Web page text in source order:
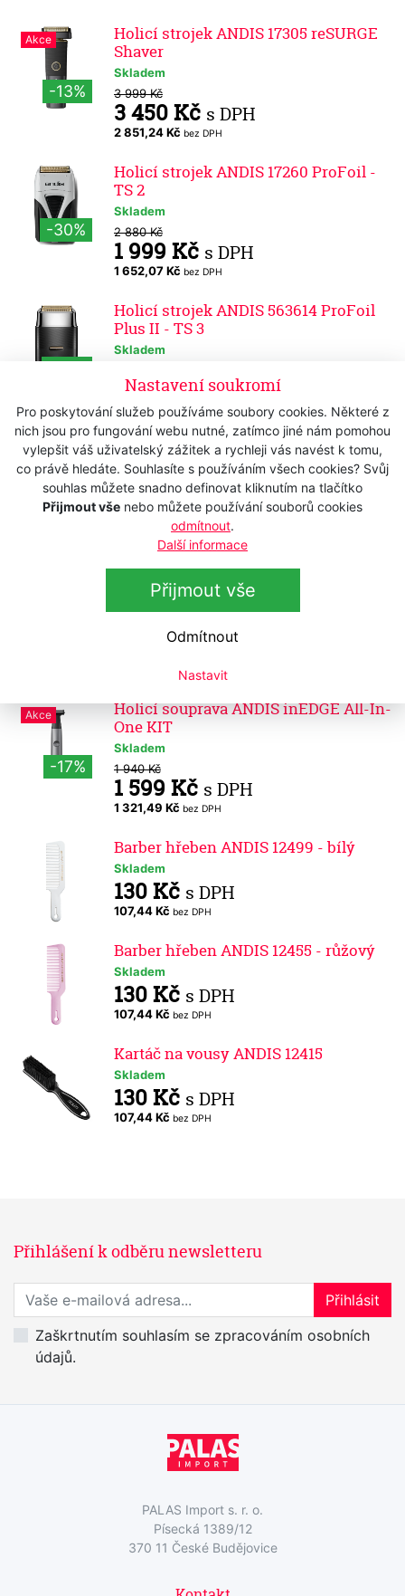
Nastavení soukromí
Pro poskytování služeb používáme soubory cookies. Některé z
nich jsou pro fungování webu nutné, zatímco jiné nám pomohou
vylepšit váš uživatelský zážitek a rychleji vás navést k tomu,
co právě hledáte. Souhlasíte s používáním všech cookies? Svůj
souhlas můžete snadno definovat kliknutím na tlačítko
Přijmout vše nebo můžete používání souborů cookies
odmítnout.
Další informace
Přijmout vše
Odmítnout
Nastavit
Akce
-13%
Holicí strojek ANDIS 17305 reSURGE
Shaver
Skladem
3 999 Kč
3 450 Kč s DPH
2 851,24 Kč bez DPH
-30%
Holicí strojek ANDIS 17260 ProFoil -
TS 2
Skladem
2 880 Kč
1 999 Kč s DPH
1 652,07 Kč bez DPH
Holicí strojek ANDIS 563614 ProFoil
Plus II - TS 3
Skladem
2 100 Kč s DPH
1 735,54 Kčbez DPH
-23%
Holicí strojek ANDIS 17240 Pro Foil -
TS 1
Skladem
2 490 Kč
1 895 Kč s DPH
1 566,12 Kčbez DPH
Holicí strojek ANDIS 562711 inFORM
1 750 Kč s DPH
1 446,28 Kč bez DPH
Akce
-17%
Holicí souprava ANDIS inEDGE All-In-
One KIT
Skladem
1 940 Kč
1 599 Kč s DPH
1 321,49 Kč bez DPH
Barber hřeben ANDIS 12499 - bílý
Skladem
130 Kč s DPH
107,44 Kč bez DPH
Barber hřeben ANDIS 12455 - růžový
Skladem
130 Kč s DPH
107,44 Kč bez DPH
Kartáč na vousy ANDIS 12415
Skladem
130 Kč s DPH
107,44 Kč bez DPH
Přihlášení k odběru newsletteru
Přihlaste se k odběru novinek
Přihlásit
Zaškrtnutím souhlasím se zpracováním osobních
údajů.
PALAS Import s. r. o.
Písecká 1389/12
370 11 České Budějovice